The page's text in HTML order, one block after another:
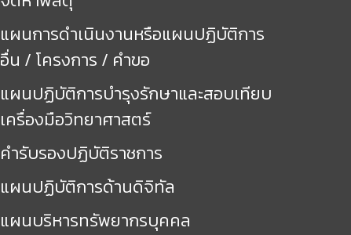
แผนการดำเนินงานหรือแผนปฏิบัติการ
อื่น / โครงการ / คำขอ
แผนปฏิบัติการบำรุงรักษาและสอบเทียบ
เครื่องมือวิทยาศาสตร์
คำรับรองปฏิบัติราชการ
แผนปฏิบัติการด้านดิจิทัล
แผนบริหารทรัพยากรบุคคล